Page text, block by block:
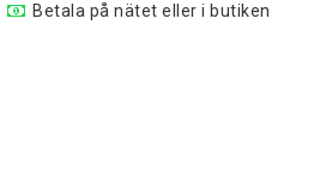
Betala på nätet eller i butiken